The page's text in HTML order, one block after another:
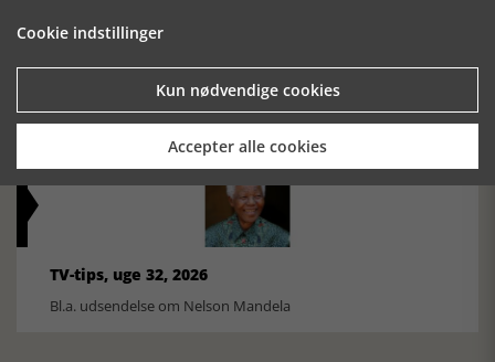
Historiens Aktører 79 - John Reed
Ole Mortensøn fortæller om den amerikanske journalist
TV-tips, uge 32, 2026
Bl.a. udsendelse om Nelson Mandela
Cookie indstillinger
Kun nødvendige cookies
Accepter alle cookies